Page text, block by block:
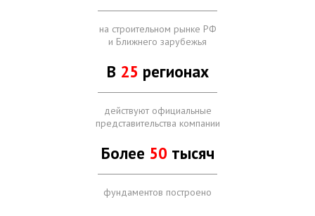
на строительном рынке РФ
и Ближнего зарубежья
В 25 регионах
действуют официальные
представительства компании
Более 50 тысяч
фундаментов построено